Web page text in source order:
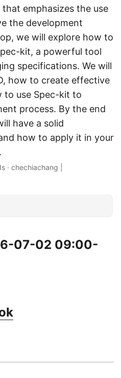
emphasizes the use
the development
we will explore how to
kit, a powerful tool
specifications. We will
how to create effective
to use Spec-kit to
process. By the end
have a solid
how to apply it in your
· chechiachang |
07-02 09:00-